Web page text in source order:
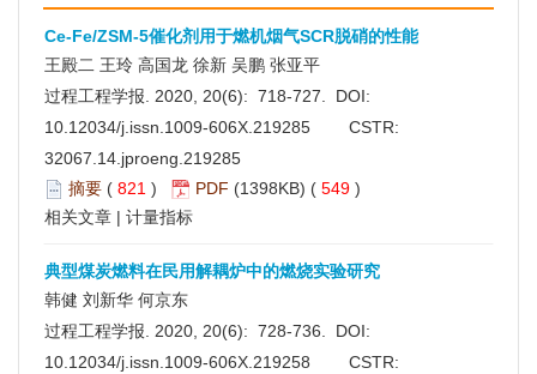
Ce-Fe/ZSM-5催化剂用于燃机烟气SCR脱硝的性能
王殿二 王玲 高国龙 徐新 吴鹏 张亚平
过程工程学报. 2020, 20(6): 718-727. DOI:
10.12034/j.issn.1009-606X.219285
CSTR:
32067.14.jproeng.219285
摘要 ( 821 ) PDF (1398KB) ( 549 )
相关文章 | 计量指标
典型煤炭燃料在民用解耦炉中的燃烧实验研究
韩健 刘新华 何京东
过程工程学报. 2020, 20(6): 728-736. DOI:
10.12034/j.issn.1009-606X.219258
CSTR: